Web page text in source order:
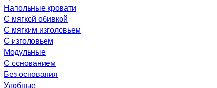
Напольные кровати
С мягкой обивкой
С мягким изголовьем
С изголовьем
Модульные
С основанием
Без основания
Удобные